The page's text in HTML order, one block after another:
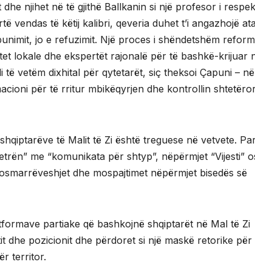
njihet në të gjithë Ballkanin si një profesor i
vendas të këtij kalibri, qeveria duhet t’i angazhojë
jo e refuzimit. Një proces i shëndetshëm
lokale dhe ekspertët rajonalë për të bashkë-krijuar
vetëm dixhital për qytetarët, siç theksoi Çapuni – në
për të rritur mbikëqyrjen dhe kontrollin
të Malit të Zi është treguese në vetvete.
me “komunikata për shtyp”, nëpërmjet “Vijesti”
dhe mospajtimet nëpërmjet bisedës së
partiake që bashkojnë shqiptarët në Mal të Zi
dhe pozicionit dhe përdoret si një maskë retorike për
territor.